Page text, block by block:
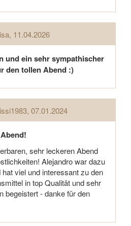
, 11.04.2026
und ein sehr sympathischer
den tollen Abend :)
, 07.01.2024
sehr leckeren Abend
Alejandro war dazu
viel und interessant zu den
in top Qualität und sehr
begeistert - danke für den